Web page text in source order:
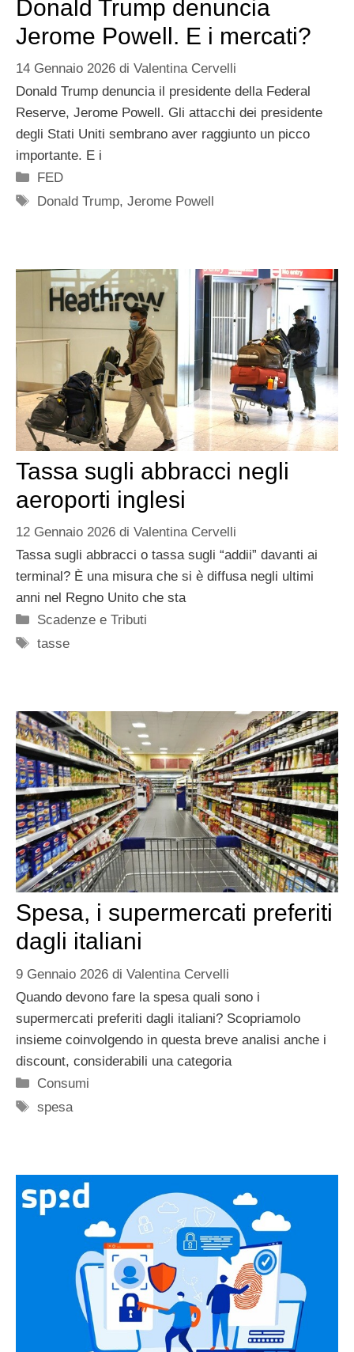
Donald Trump denuncia
Jerome Powell. E i mercati?
14 Gennaio 2026 di Valentina Cervelli
Donald Trump denuncia il presidente della Federal
Reserve, Jerome Powell. Gli attacchi dei presidente
degli Stati Uniti sembrano aver raggiunto un picco
importante. E i
Categorie
FED
Tag
Donald Trump,Jerome Powell
Tassa sugli abbracci negli
aeroporti inglesi
12 Gennaio 2026 di Valentina Cervelli
Tassa sugli abbracci o tassa sugli “addii” davanti ai
terminal? È una misura che si è diffusa negli ultimi
anni nel Regno Unito che sta
Categorie
Scadenze e Tributi
Tag
tasse
Spesa, i supermercati preferiti
dagli italiani
9 Gennaio 2026 di Valentina Cervelli
Quando devono fare la spesa quali sono i
supermercati preferiti dagli italiani? Scopriamolo
insieme coinvolgendo in questa breve analisi anche i
discount, considerabili una categoria
Categorie
Consumi
Tag
spesa